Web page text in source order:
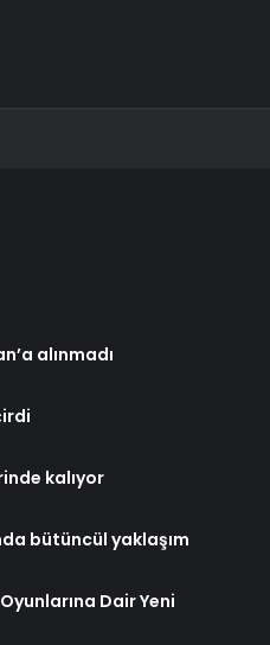
alınmadı
kalıyor
bütüncül yaklaşım
Dair Yeni